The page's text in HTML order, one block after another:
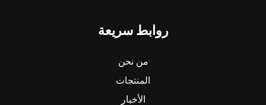
روابط سريعة
من نحن
المنتجات
الأخبار